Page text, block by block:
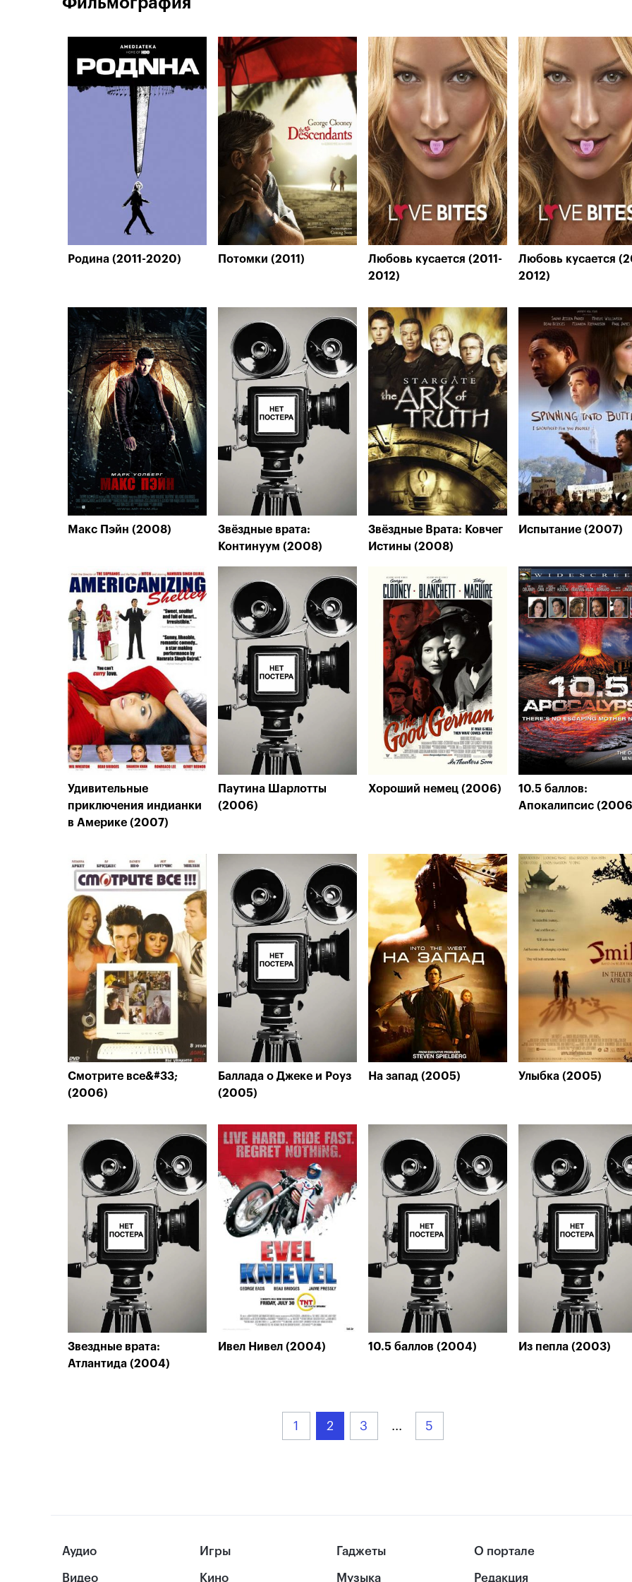
Родина (2011-2020) Потомки (2011)
Любовь кусается (2011-
2012)
Любовь кусается
2012)
Макс Пэйн (2008)
Звёздные врата:
Континуум (2008)
Звёздные Врата: Ковчег
Истины (2008)
Испытание (2007)
Удивительные
приключения индианки
в Америке (2007)
Паутина Шарлотты
(2006)
Хороший немец (2006)
10.5 баллов:
Апокалипсис
Смотрите все&#33;
(2006)
Баллада о Джеке и Роуз
(2005)
На запад (2005) Улыбка (2005)
Звездные врата:
Атлантида (2004)
Ивел Нивел (2004) 10.5 баллов (2004) Из пепла (2003)
1 2 3 ... 5
Аудио
Видео
Игры
Кино
Гаджеты
Музыка
О портале
Редакция